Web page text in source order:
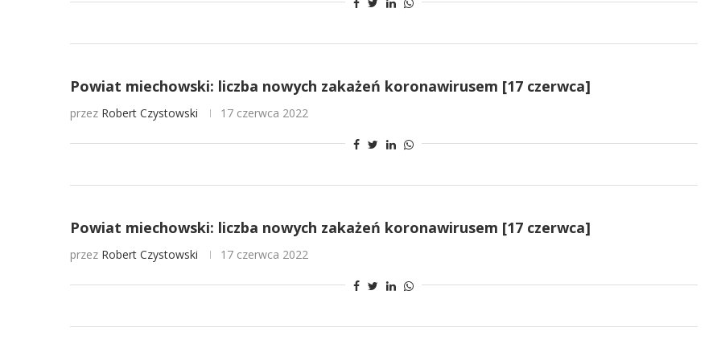
Powiat miechowski: liczba nowych zakażeń koronawirusem [17 czerwca]
przez Robert Czystowski 17 czerwca 2022
Powiat miechowski: liczba nowych zakażeń koronawirusem [17 czerwca]
przez Robert Czystowski 17 czerwca 2022